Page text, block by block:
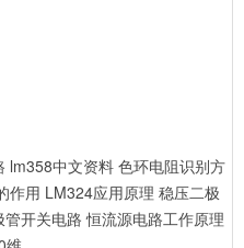
lm358中文资料 色环电阻识别方
作用 LM324应用原理 稳压二极
管开关电路 恒流源电路工作原理